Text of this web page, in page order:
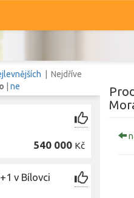
okres Nový Jičín,
Pozemky
,okres Nový Jičín, Moravskoslezský kraj
| Nejdříve
ne
540 000 Kč
v Bílovci